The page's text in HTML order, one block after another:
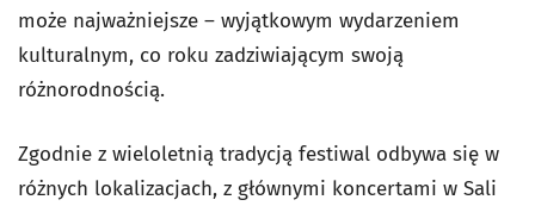
może najważniejsze – wyjątkowym wydarzeniem
kulturalnym, co roku zadziwiającym swoją
różnorodnością.
Zgodnie z wieloletnią tradycją festiwal odbywa się w
różnych lokalizacjach, z głównymi koncertami w Sali